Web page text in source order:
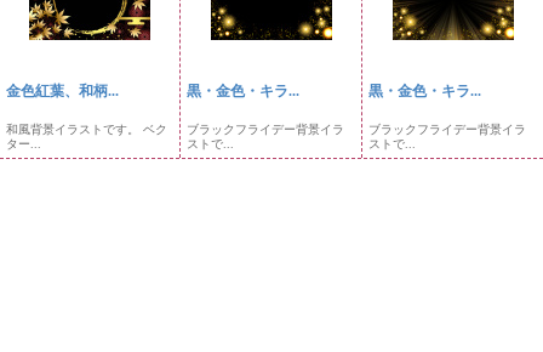
金色紅葉、和柄...
和風背景イラストです。 ベク
ター...
黒・金色・キラ...
ブラックフライデー背景イラ
ストで...
黒・金色・キラ...
ブラックフライデー背景イラ
ストで...